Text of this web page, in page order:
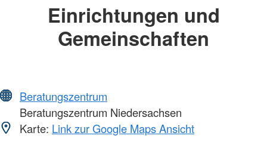
Einrichtungen und
Gemeinschaften
Beratungszentrum
Beratungszentrum Niedersachsen
Karte: Link zur Google Maps Ansicht